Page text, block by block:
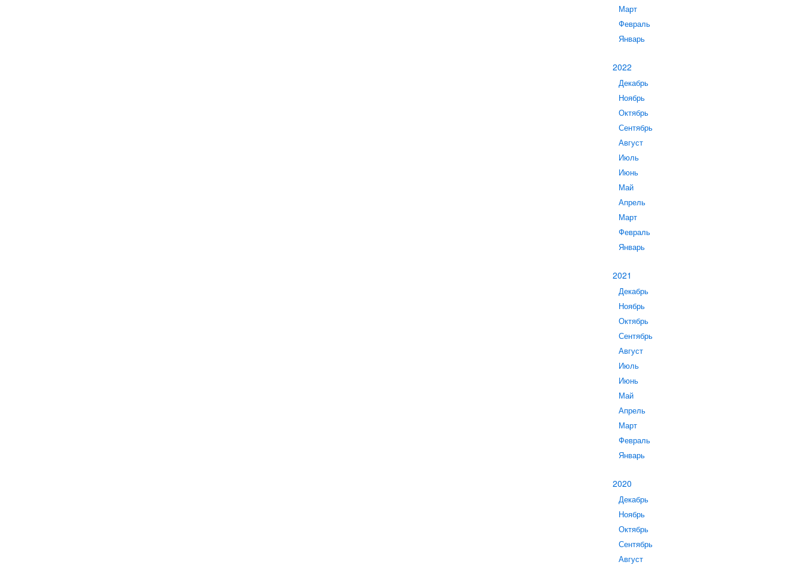
Март
Февраль
Январь
2022
Декабрь
Ноябрь
Октябрь
Сентябрь
Август
Июль
Июнь
Май
Апрель
Март
Февраль
Январь
2021
Декабрь
Ноябрь
Октябрь
Сентябрь
Август
Июль
Июнь
Май
Апрель
Март
Февраль
Январь
2020
Декабрь
Ноябрь
Октябрь
Сентябрь
Август